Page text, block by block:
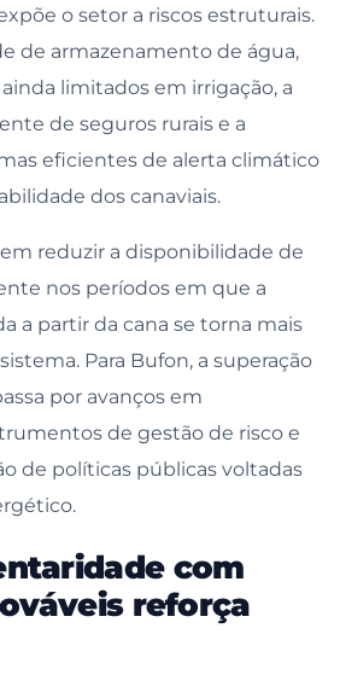
o setor a riscos estruturais.
de armazenamento de água,
limitados em irrigação, a
de seguros rurais e a
eficientes de alerta climático
dos canaviais.
reduzir a disponibilidade de
nos períodos em que a
a partir da cana se torna mais
Para Bufon, a superação
por avanços em
de gestão de risco e
de políticas públicas voltadas
com
reforça